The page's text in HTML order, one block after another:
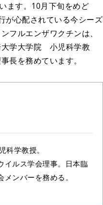
ます。10月下旬をめど
が心配されている今シーズ
フルエンザワクチンは、
大学大学院 小児科学教
長を務めています。
学教授。
イルス学会理事。日本臨
ンバーを務める。